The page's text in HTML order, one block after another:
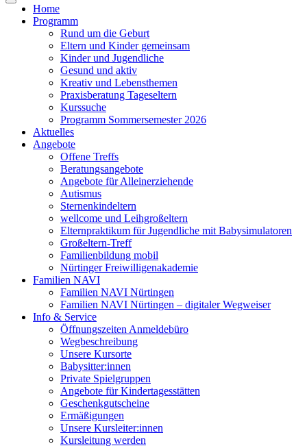
Toggle
navigation
Home
Programm
Rund um die Geburt
Eltern und Kinder gemeinsam
Kinder und Jugendliche
Gesund und aktiv
Kreativ und Lebensthemen
Praxisberatung Tageseltern
Kurssuche
Programm Sommersemester 2026
Aktuelles
Angebote
Offene Treffs
Beratungsangebote
Angebote für Alleinerziehende
Autismus
Sternenkindeltern
wellcome und Leihgroßeltern
Elternpraktikum für Jugendliche mit Babysimulatoren
Großeltern-Treff
Familienbildung mobil
Nürtinger Freiwilligenakademie
Familien NAVI
Familien NAVI Nürtingen
Familien NAVI Nürtingen – digitaler Wegweiser
Info & Service
Öffnungszeiten Anmeldebüro
Wegbeschreibung
Unsere Kursorte
Babysitter:innen
Private Spielgruppen
Angebote für Kindertagesstätten
Geschenkgutscheine
Ermäßigungen
Unsere Kursleiter:innen
Kursleitung werden